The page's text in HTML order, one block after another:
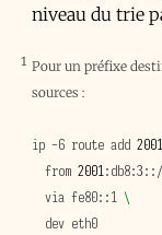
niveau du trie
1 Pour un préfixe
sources :
ip -6 route add 2001
from 2001
via fe80::1 \
dev
eth0